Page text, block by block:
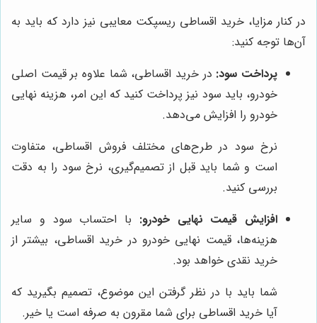
در کنار مزایا، خرید اقساطی ریسپکت معایبی نیز دارد که باید به
آن‌ها توجه کنید:
پرداخت سود: در خرید اقساطی، شما علاوه بر قیمت اصلی
خودرو، باید سود نیز پرداخت کنید که این امر، هزینه نهایی
خودرو را افزایش می‌دهد.
نرخ سود در طرح‌های مختلف فروش اقساطی، متفاوت
است و شما باید قبل از تصمیم‌گیری، نرخ سود را به دقت
بررسی کنید.
افزایش قیمت نهایی خودرو: با احتساب سود و سایر
هزینه‌ها، قیمت نهایی خودرو در خرید اقساطی، بیشتر از
خرید نقدی خواهد بود.
شما باید با در نظر گرفتن این موضوع، تصمیم بگیرید که
آیا خرید اقساطی برای شما مقرون به صرفه است یا خیر.